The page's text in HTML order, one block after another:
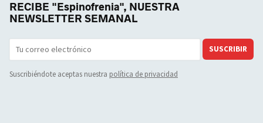
RECIBE "Espinofrenia", NUESTRA
NEWSLETTER SEMANAL
SUSCRIBIR
Suscribiéndote aceptas nuestra política de privacidad